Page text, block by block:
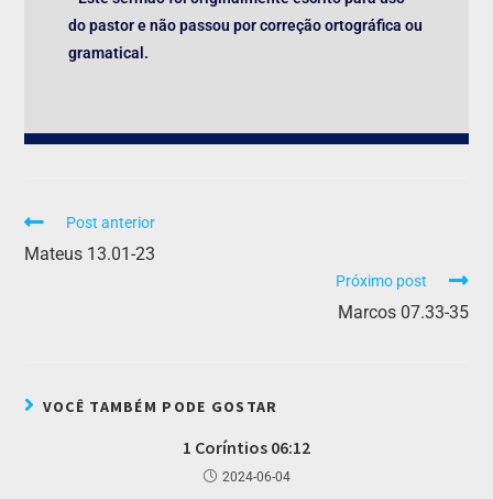
do pastor e não passou por correção ortográfica ou
gramatical.
Post anterior
Mateus 13.01-23
Próximo post
Marcos 07.33-35
VOCÊ TAMBÉM PODE GOSTAR
1 Coríntios 06:12
2024-06-04